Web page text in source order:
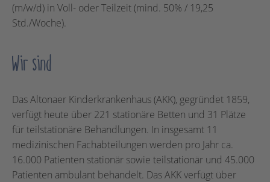
(m/w/d) in Voll- oder Teilzeit (mind. 50% / 19,25
Std./Woche).
Wir sind
Das Altonaer Kinderkrankenhaus (AKK), gegründet 1859,
verfügt heute über 221 stationäre Betten und 31 Plätze
für teilstationäre Behandlungen. In insgesamt 11
medizinischen Fachabteilungen werden pro Jahr ca.
16.000 Patienten stationär sowie teilstationär und 45.000
Patienten ambulant behandelt. Das AKK verfügt über